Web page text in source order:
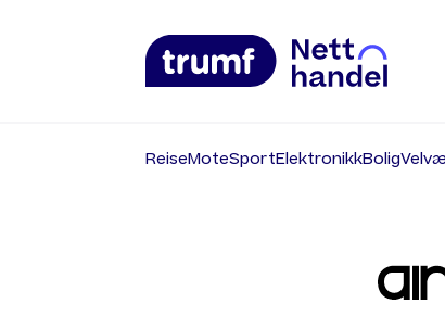
ReiseMoteSportElektronikkBolig